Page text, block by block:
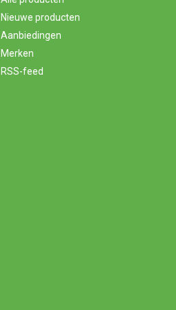
Nieuwe producten
Aanbiedingen
Merken
RSS-feed